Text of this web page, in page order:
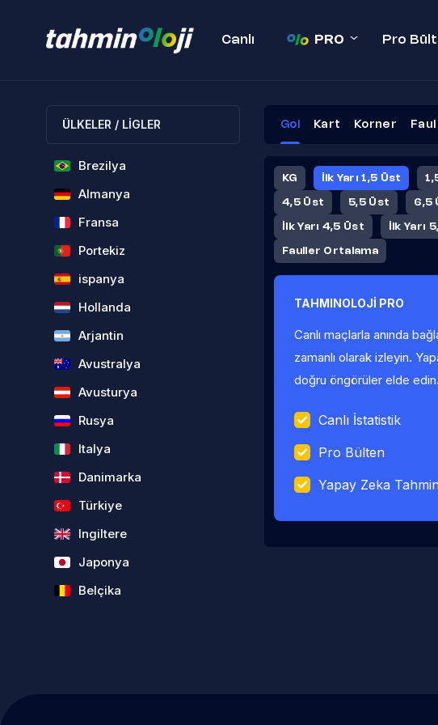
Canlı PRO Pro
ÜLKELER / LİGLER
Brezilya
Almanya
Fransa
Portekiz
ispanya
Hollanda
Arjantin
Avustralya
Avusturya
Rusya
Italya
Danimarka
Türkiye
Ingiltere
Japonya
Belçika
Gol Kart Korner Faul
KG İlk Yarı 1,5 Üst
4,5 Üst 5,5 Üst 6,5
İlk Yarı 4,5 Üst İlk Yarı
Fauller Ortalama
TAHMINOLOJİ PRO
Canlı maçlarla anında
zamanlı olarak izleyin.
doğru öngörüler elde edin.
Canlı İstatistik
Pro Bülten
Yapay Zeka